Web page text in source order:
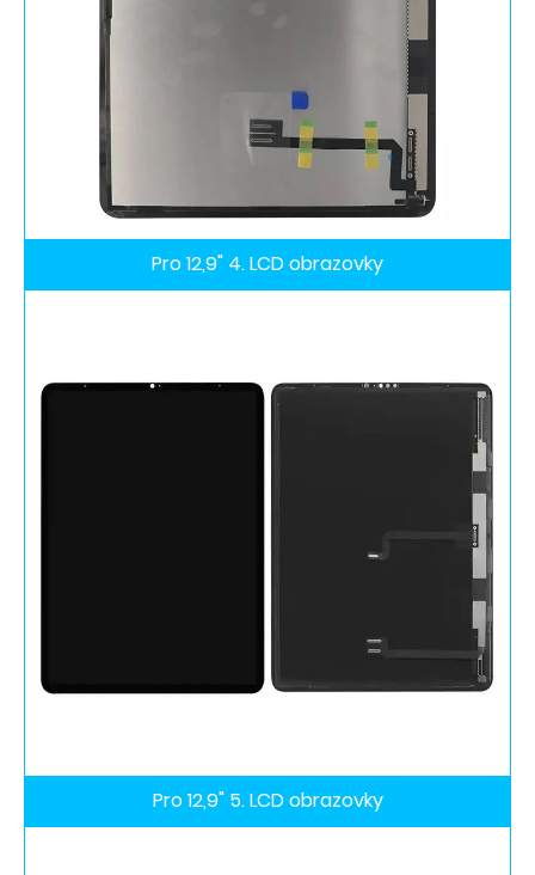
Pro 12,9" 4. LCD obrazovky
Pro 12,9" 5. LCD obrazovky